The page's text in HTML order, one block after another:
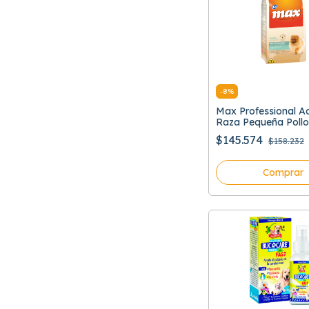
-8%
Max Professional
Raza Pequeña Pollo
$145.574 $158.232
Comprar